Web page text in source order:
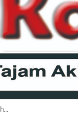
NEWS BISNIS